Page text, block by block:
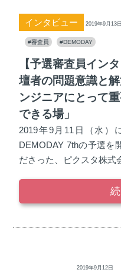
インタビュー 2019年9月13日
#審査員 #DEMODAY
【予選審査員イン
壇者の問題意識と
ンジニアにとって
できる場」
2019年9月11日（水）
DEMODAY 7thの予選を
ださった、ピクスタ株式
2019年9月12日